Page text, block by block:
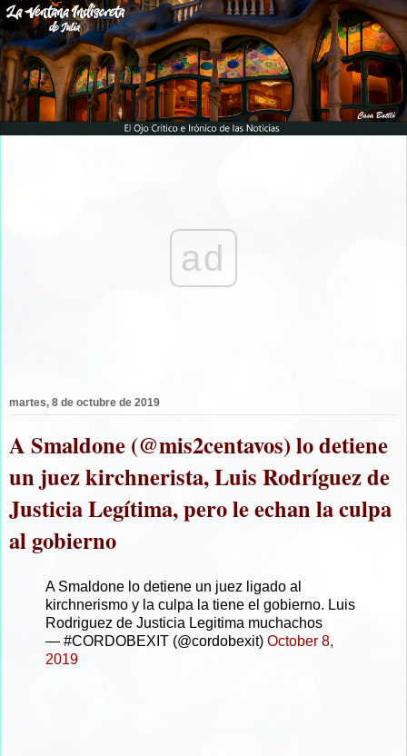
ad
martes, 8 de octubre de 2019
A Smaldone (@mis2centavos) lo detiene
un juez kirchnerista, Luis Rodríguez de
Justicia Legítima, pero le echan la culpa
al gobierno
A Smaldone lo detiene un juez ligado al
kirchnerismo y la culpa la tiene el gobierno. Luis
Rodriguez de Justicia Legitima muchachos
— #CORDOBEXIT (@cordobexit) October 8,
2019